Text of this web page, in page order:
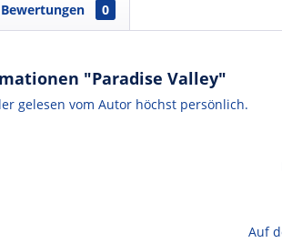
Bewertungen 0
"Paradise Valley"
gelesen vom Autor höchst persönlich.
Auf